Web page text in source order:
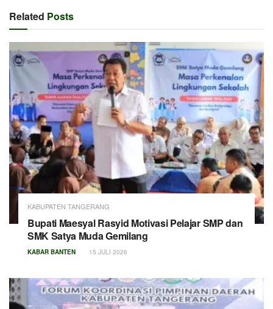
Related Posts
KABUPATEN TANGERANG
Bupati Maesyal Rasyid Motivasi Pelajar SMP dan
SMK Satya Muda Gemilang
KABAR BANTEN 15 JULI 2026